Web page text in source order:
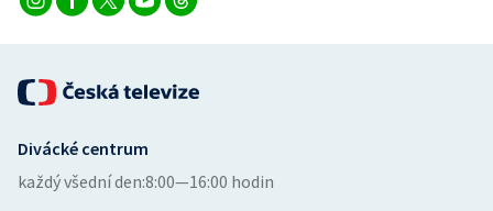
Volejbal
Ostatní
Divácké centrum
každý všední den:8:00—16:00 hodin